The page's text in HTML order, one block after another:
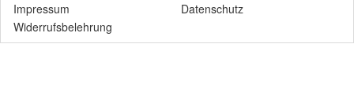
Impressum
Datenschutz
Widerrufsbelehrung